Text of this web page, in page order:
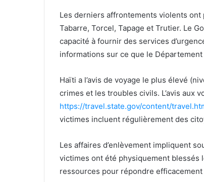
Les derniers affrontements violents
Tabarre, Torcel, Tapage et Trutier. Le
capacité à fournir des services
informations sur ce que le
Haïti a l’avis de voyage le plus élevé
crimes et les troubles civils. L’avis aux
https://travel.state.gov/content/
victimes incluent régulièrement des
Les affaires d’enlèvement impliquent
victimes ont été physiquement blessés
ressources pour répondre